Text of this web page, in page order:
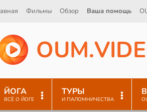
Фильмы Обзор Ваша помощь
OUM.VIDE
ЙОГА
ВСЁ О ЙОГЕ
ТУРЫ
И ПАЛОМНИЧЕСТВА